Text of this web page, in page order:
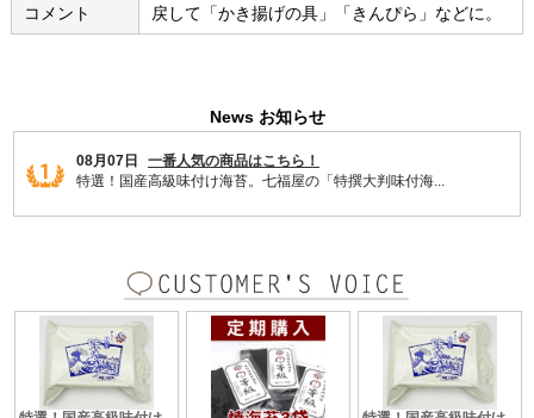
コメント 戻して「かき揚げの具」「きんぴら」などに。